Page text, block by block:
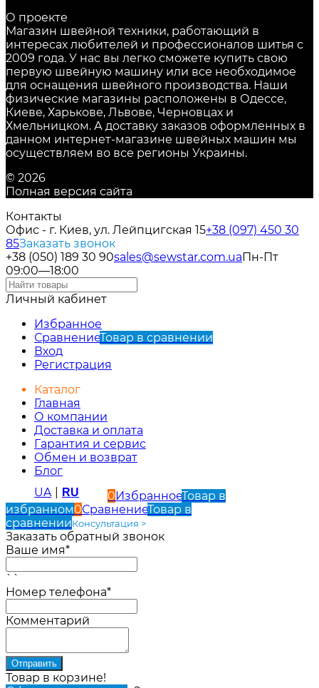
О проекте
Магазин швейной техники, работающий в
интересах любителей и профессионалов шитья с
2009 года. У нас вы легко сможете купить свою
первую швейную машину или все необходимое
для оснащения швейного производства. Наши
физические магазины расположены в Одессе,
Киеве, Харькове, Львове, Черновцах и
Хмельницком. А доставку заказов оформленных в
данном интернет-магазине швейных машин мы
осуществляем во все регионы Украины.
© 2026
Полная версия сайта
Контакты
Офис - г. Киев, ул. Лейпцигская 15+38 (097) 450 30
85Заказать звонок
+38 (050) 189 30 90sales@sewstar.com.uaПн-Пт
09:00—18:00
Личный кабинет
Избранное
СравнениеТовар в сравнении
Вход
Регистрация
Каталог
Главная
О компании
Доставка и оплата
Гарантия и сервис
Обмен и возврат
Блог
UA
RU 0ИзбранноеТовар в
избранном0СравнениеТовар в
сравненииКонсультация >
Заказать обратный звонок
Ваше имя*
``
Номер телефона*
Комментарий
Товар в корзине!